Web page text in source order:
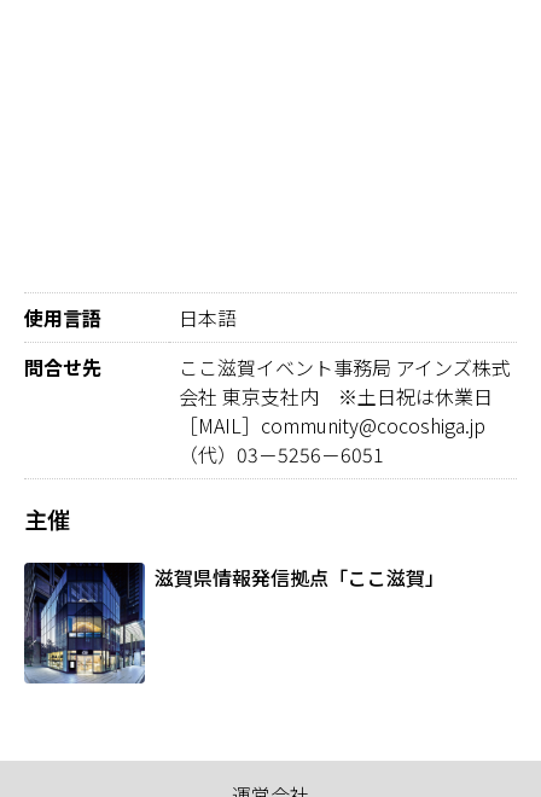
使用言語
日本語
問合せ先
ここ滋賀イベント事務局 アインズ株式
会社 東京支社内 ※土日祝は休業日
［MAIL］community@cocoshiga.jp
（代）03－5256－6051
主催
滋賀県情報発信拠点「ここ滋賀」